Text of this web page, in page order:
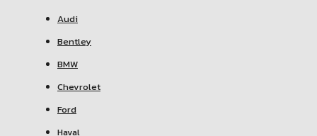
Audi
Bentley
BMW
Chevrolet
Ford
Haval